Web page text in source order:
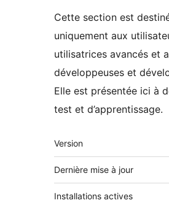
Cette section est
uniquement aux
utilisatrices avancés et
développeuses et
Elle est présentée ici à
test et d’apprentissage.
Méta
Version
Dernière mise à jour
Installations actives